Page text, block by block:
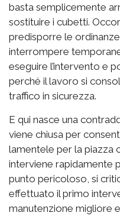
basta semplicemente
sostituire i cubetti.
predisporre le
interrompere
eseguire l’intervento e
perché il lavoro si
traffico in sicurezza.
E qui nasce una
viene chiusa per
lamentele per la piazza
interviene rapidamente
punto pericoloso, si
effettuato il primo
manutenzione migliore